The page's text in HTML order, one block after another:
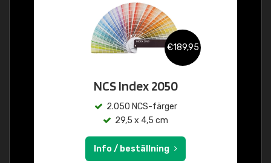
€189,95
NCS Index 2050
2.050 NCS-färger
29,5 x 4,5 cm
Info / beställning